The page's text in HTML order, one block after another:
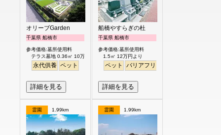
オリーブGarden
千葉県 船橋市
参考価格:墓所使用料
テラス墓地 0.36㎡ 10万円より
永代供養 ペット
詳細を見る
船橋やすらぎの杜
千葉県 船橋市
参考価格:墓所使用料
1.5㎡ 12万円より
ペット バリアフリー
詳細を見る
霊園 1.99km 霊園 1.99km